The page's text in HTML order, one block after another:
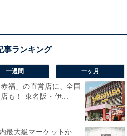
分／JR和歌山駅より車約20分
15分／無料駐車場完備
万7600円
は変動します
一週間 一ヶ月
福」の直営店に、全国
も！ 東名阪・伊...
最大級マーケットか